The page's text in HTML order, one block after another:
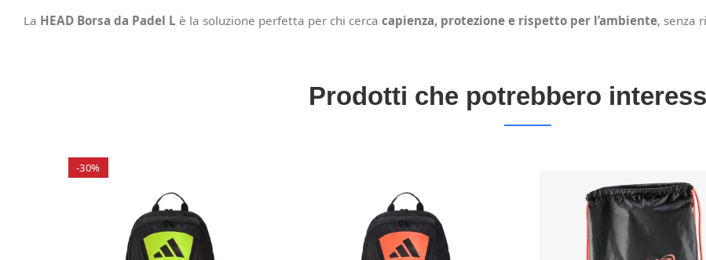
La HEAD Borsa da Padel L è la soluzione perfetta per chi cerca capienza, protezione e rispetto per l’ambiente, senza
Prodotti che potrebbero
-30%